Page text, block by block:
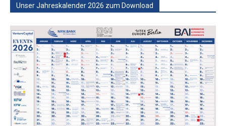
Unser Jahreskalender 2026 zum Download